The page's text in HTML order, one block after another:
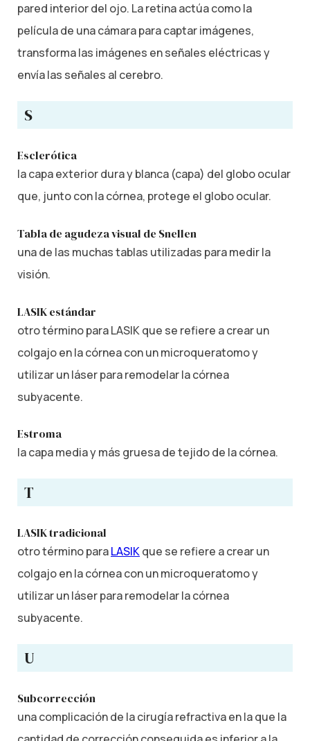
pared interior del ojo. La retina actúa como la
película de una cámara para captar imágenes,
transforma las imágenes en señales eléctricas y
envía las señales al cerebro.
S
Esclerótica
la capa exterior dura y blanca (capa) del globo ocular
que, junto con la córnea, protege el globo ocular.
Tabla de agudeza visual de Snellen
una de las muchas tablas utilizadas para medir la
visión.
LASIK estándar
otro término para LASIK que se refiere a crear un
colgajo en la córnea con un microqueratomo y
utilizar un láser para remodelar la córnea
subyacente.
Estroma
la capa media y más gruesa de tejido de la córnea.
T
LASIK tradicional
otro término paraLASIKque se refiere a crear un
colgajo en la córnea con un microqueratomo y
utilizar un láser para remodelar la córnea
subyacente.
U
Subcorrección
una complicación de la cirugía refractiva en la que la